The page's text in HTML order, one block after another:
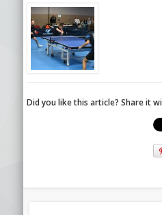
Did you like this article? Share it